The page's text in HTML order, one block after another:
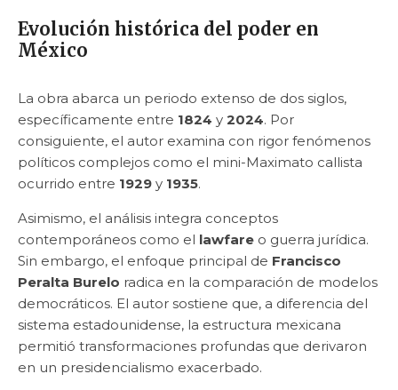
Evolución histórica del poder en
México
La obra abarca un periodo extenso de dos siglos,
específicamente entre 1824 y 2024. Por
consiguiente, el autor examina con rigor fenómenos
políticos complejos como el mini-Maximato callista
ocurrido entre 1929 y 1935.
Asimismo, el análisis integra conceptos
contemporáneos como el lawfare o guerra jurídica.
Sin embargo, el enfoque principal de Francisco
Peralta Burelo radica en la comparación de modelos
democráticos. El autor sostiene que, a diferencia del
sistema estadounidense, la estructura mexicana
permitió transformaciones profundas que derivaron
en un presidencialismo exacerbado.